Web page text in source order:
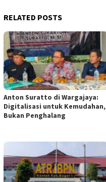
RELATED POSTS
Anton Suratto di Wargajaya:
Digitalisasi untuk Kemudahan,
Bukan Penghalang